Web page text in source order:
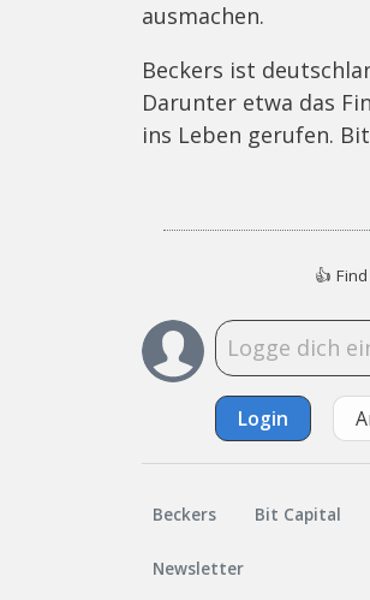
ausmachen.
Beckers ist
Darunter etwa das
ins Leben gerufen.
👍
Login
Beckers Bit Capital
Newsletter